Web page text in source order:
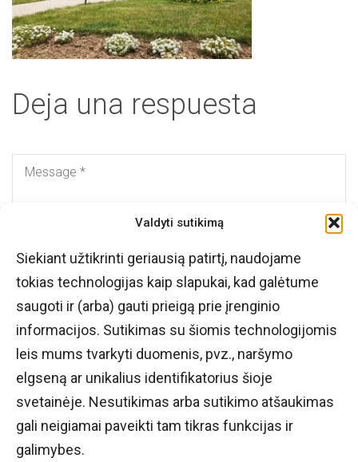
Valdyti sutikimą
Siekiant užtikrinti geriausią patirtį, naudojame
tokias technologijas kaip slapukai, kad galėtume
saugoti ir (arba) gauti prieigą prie įrenginio
informacijos. Sutikimas su šiomis technologijomis
leis mums tvarkyti duomenis, pvz., naršymo
elgseną ar unikalius identifikatorius šioje
svetainėje. Nesutikimas arba sutikimo atšaukimas
gali neigiamai paveikti tam tikras funkcijas ir
galimybes.
Deja una respuesta